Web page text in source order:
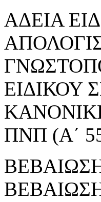
ΑΔΕΙΑ
ΕΙΔΙΚΟΥ
ΠΝΠ (Α΄